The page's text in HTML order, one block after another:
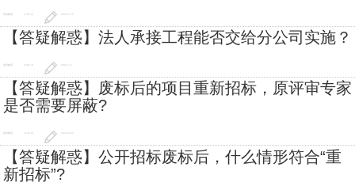
答疑解惑 1765 次 2025-7-11
【答疑解惑】法人承接工程能否交给分公司实施？
答疑解惑 1302 次 2025-7-2
【答疑解惑】废标后的项目重新招标，原评审专家
是否需要屏蔽?
答疑解惑 1145 次 2025-6-23
【答疑解惑】公开招标废标后，什么情形符合“重
新招标”?